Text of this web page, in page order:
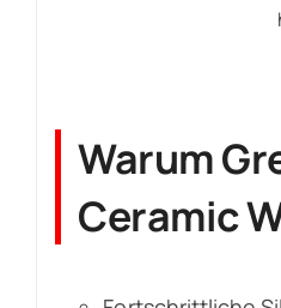
Warum
Ceramic